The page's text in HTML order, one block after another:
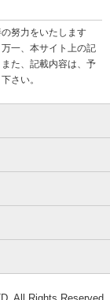
努力をいたします
一、本サイト上の記
た、記載内容は、予
さい。